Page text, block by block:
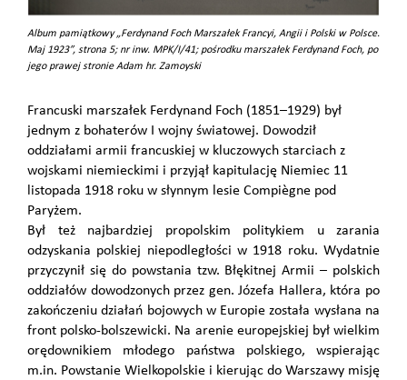
Album pamiątkowy „Ferdynand Foch Marszałek Francyi, Angii i Polski w Polsce.
Maj 1923”, strona 5; nr inw. MPK/I/41; pośrodku marszałek Ferdynand Foch, po
jego prawej stronie Adam hr. Zamoyski
Francuski marszałek Ferdynand Foch (1851–1929) był
jednym z bohaterów I wojny światowej. Dowodził
oddziałami armii francuskiej w kluczowych starciach z
wojskami niemieckimi i przyjął kapitulację Niemiec 11
listopada 1918 roku w słynnym lesie Compiègne pod
Paryżem.
Był też najbardziej propolskim politykiem u zarania
odzyskania polskiej niepodległości w 1918 roku. Wydatnie
przyczynił się do powstania tzw. Błękitnej Armii – polskich
oddziałów dowodzonych przez gen. Józefa Hallera, która po
zakończeniu działań bojowych w Europie została wysłana na
front polsko-bolszewicki. Na arenie europejskiej był wielkim
orędownikiem młodego państwa polskiego, wspierając
m.in. Powstanie Wielkopolskie i kierując do Warszawy misję